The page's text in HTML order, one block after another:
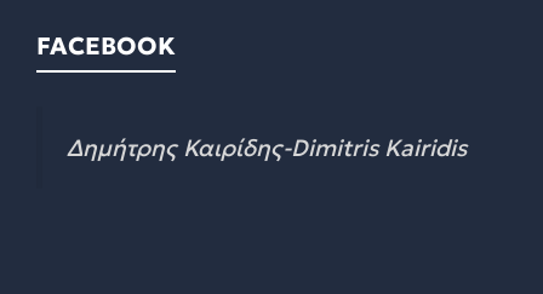
FACEBOOK
Δημήτρης Καιρίδης-Dimitris Kairidis